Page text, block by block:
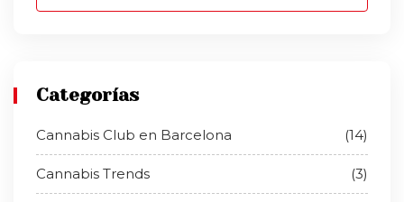
Categorías
Cannabis Club en Barcelona (14)
Cannabis Trends (3)